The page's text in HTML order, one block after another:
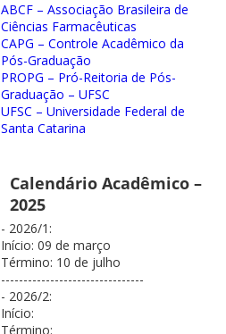
ABCF – Associação Brasileira de
Ciências Farmacêuticas
CAPG – Controle Acadêmico da
Pós-Graduação
PROPG – Pró-Reitoria de Pós-
Graduação – UFSC
UFSC – Universidade Federal de
Santa Catarina
Calendário Acadêmico –
2025
- 2026/1:
Início: 09 de março
Término: 10 de julho
--------------------------------
- 2026/2:
Início:
Término: